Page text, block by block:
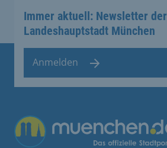
Immer aktuell: Newsletter der
Landeshauptstadt München
Anmelden